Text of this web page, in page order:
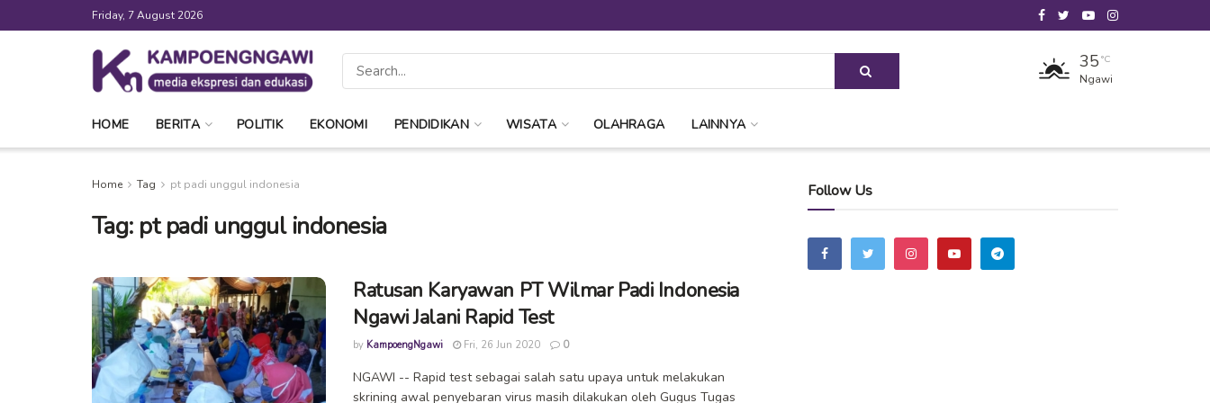
Friday, 7 August 2026
35 °C
Ngawi
HOME BERITA POLITIK EKONOMI PENDIDIKAN WISATA OLAHRAGA LAINNYA
Home Tag pt padi unggul indonesia
Tag: pt padi unggul indonesia
Ratusan Karyawan PT Wilmar Padi Indonesia
Ngawi Jalani Rapid Test
by KampoengNgawi Fri, 26 Jun 2020 0
NGAWI -- Rapid test sebagai salah satu upaya untuk melakukan
skrining awal penyebaran virus masih dilakukan oleh Gugus Tugas
Follow Us